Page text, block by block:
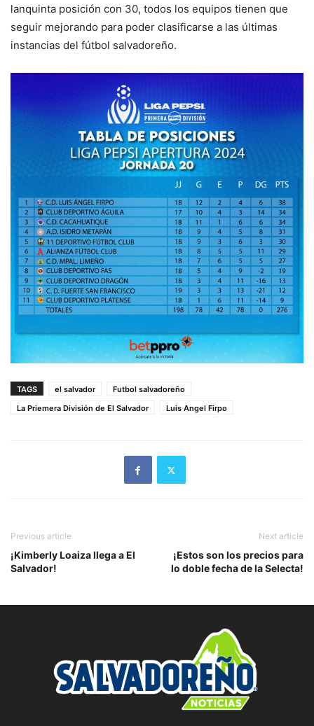
lanquinta posición con 30, todos los equipos tienen que
seguir mejorando para poder clasificarse a las últimas
instancias del fútbol salvadoreño.
TAGS el salvador
Futbol salvadoreño
La Priemera División de El Salvador
Luis Angel Firpo
Previous article
¡Kimberly Loaiza llega a El
Salvador!
Next article
¡Estos son los precios para
lo doble fecha de la Selecta!